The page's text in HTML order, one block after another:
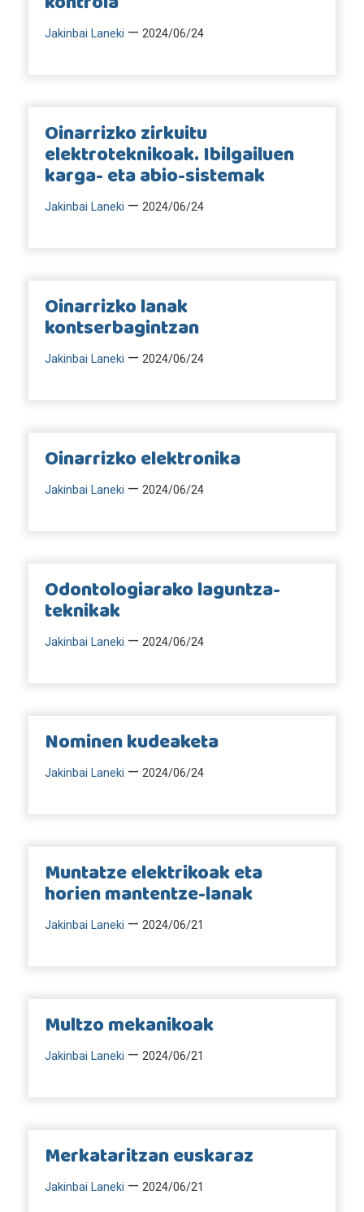
Jakinbai Laneki — 2024/06/24
Oinarrizko zirkuitu
elektroteknikoak. Ibilgailuen
karga- eta abio-sistemak
Jakinbai Laneki — 2024/06/24
Oinarrizko lanak
kontserbagintzan
Jakinbai Laneki — 2024/06/24
Oinarrizko elektronika
Jakinbai Laneki — 2024/06/24
Odontologiarako laguntza-
teknikak
Jakinbai Laneki — 2024/06/24
Nominen kudeaketa
Jakinbai Laneki — 2024/06/24
Muntatze elektrikoak eta
horien mantentze-lanak
Jakinbai Laneki — 2024/06/21
Multzo mekanikoak
Jakinbai Laneki — 2024/06/21
Merkataritzan euskaraz
Jakinbai Laneki — 2024/06/21